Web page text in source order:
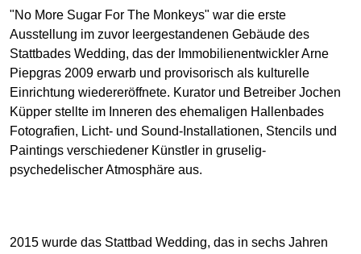
"No More Sugar For The Monkeys" war die erste
Ausstellung im zuvor leergestandenen Gebäude des
Stattbades Wedding, das der Immobilienentwickler Arne
Piepgras 2009 erwarb und provisorisch als kulturelle
Einrichtung wiedereröffnete. Kurator und Betreiber Jochen
Küpper stellte im Inneren des ehemaligen Hallenbades
Fotografien, Licht- und Sound-Installationen, Stencils und
Paintings verschiedener Künstler in gruselig-
psychedelischer Atmosphäre aus.
2015 wurde das Stattbad Wedding, das in sechs Jahren